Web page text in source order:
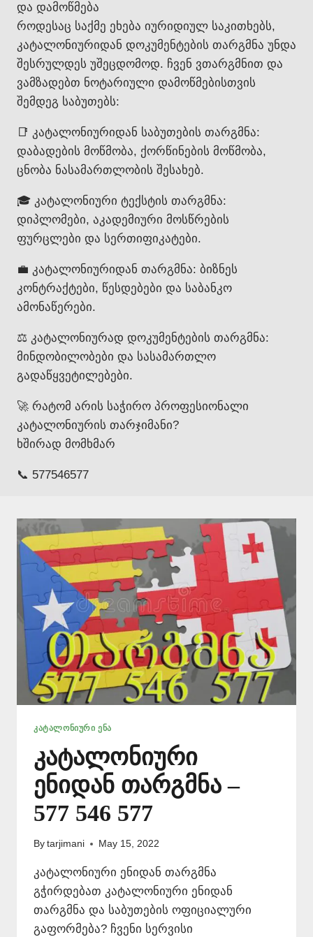
და დამოწმება
როდესაც საქმე ეხება იურიდიულ საკითხებს,
კატალონიურიდან დოკუმენტების თარგმნა უნდა
შესრულდეს უშეცდომოდ. ჩვენ ვთარგმნით და
ვამზადებთ ნოტარიული დამოწმებისთვის
შემდეგ საბუთებს:
📑 კატალონიურიდან საბუთების თარგმნა:
დაბადების მოწმობა, ქორწინების მოწმობა,
ცნობა ნასამართლობის შესახებ.
🎓 კატალონიური ტექსტის თარგმნა:
დიპლომები, აკადემიური მოსწრების
ფურცლები და სერთიფიკატები.
💼 კატალონიურიდან თარგმნა: ბიზნეს
კონტრაქტები, წესდებები და საბანკო
ამონაწერები.
⚖️ კატალონიურად დოკუმენტების თარგმნა:
მინდობილობები და სასამართლო
გადაწყვეტილებები.
🚀 რატომ არის საჭირო პროფესიონალი
კატალონიურის თარჯიმანი?
ხშირად მომხმარ
📞 577546577
ᲙᲐᲢᲐᲚᲝᲜᲘᲣᲠᲘ ᲔᲜᲐ
კატალონიური
ენიდან თარგმნა –
577 546 577
By tarjimani May 15, 2022
კატალონიური ენიდან თარგმნა
გჭირდებათ კატალონიური ენიდან
თარგმნა და საბუთების ოფიციალური
გაფორმება? ჩვენი სერვისი